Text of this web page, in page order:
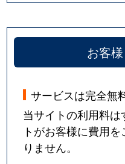
お客
サービスは完全無
当サイトの利用料
トがお客様に費用
りません。